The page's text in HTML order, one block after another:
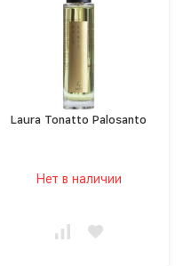
Laura Tonatto Palosanto
Нет в наличии